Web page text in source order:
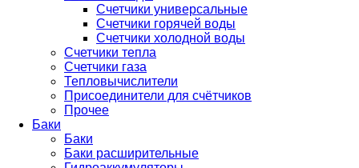
Счетчики универсальные
Счетчики горячей воды
Счетчики холодной воды
Счетчики тепла
Счетчики газа
Тепловычислители
Присоединители для счётчиков
Прочее
Баки
Баки
Баки расширительные